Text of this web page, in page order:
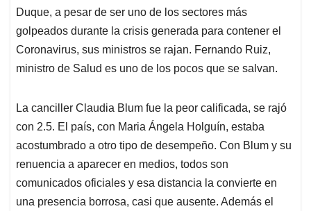
Duque, a pesar de ser uno de los sectores más
golpeados durante la crisis generada para contener el
Coronavirus, sus ministros se rajan. Fernando Ruiz,
ministro de Salud es uno de los pocos que se salvan.
La canciller Claudia Blum fue la peor calificada, se rajó
con 2.5. El país, con Maria Ángela Holguín, estaba
acostumbrado a otro tipo de desempeño. Con Blum y su
renuencia a aparecer en medios, todos son
comunicados oficiales y esa distancia la convierte en
una presencia borrosa, casi que ausente. Además el